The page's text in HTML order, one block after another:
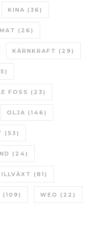
KINA (36)
(26)
KÄRNKRAFT (29)
FOSS (23)
OLJA (146)
(53)
(24)
(81)
(109) WEO (22)